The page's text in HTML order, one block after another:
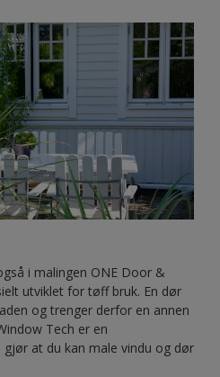
i malingen ONE Door &
utviklet for tøff bruk. En dør
og trenger derfor en annen
Tech er en
at du kan male vindu og dør